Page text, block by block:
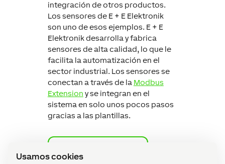
Usamos cookies
integración de otros productos.
Los sensores de E + E Elektronik
son uno de esos ejemplos. E + E
Elektronik desarrolla y fabrica
sensores de alta calidad, lo que le
facilita la automatización en el
sector industrial. Los sensores se
conectan a través de la Modbus
Extension y se integran en el
sistema en solo unos pocos pasos
gracias a las plantillas.
Modbus Extension